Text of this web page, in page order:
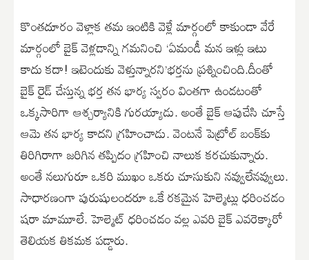
కొంతదూరం వెళ్లాక తమ ఇంటికి వెళ్లే మార్గంలో కాకుండా వేరే
మార్గంలో బైక్‌ వెళ్లడాన్ని గమనించి ‘ఏమండీ మన ఇళ్లు ఇటు
కాదు కదా! ఇటెందుకు వెళ్తున్నారని’భర్తను ప్రశ్నించింది.దీంతో
బైక్‌ రైడ్ చేస్తున్న భర్త తన భార్య స్వరం వింతగా ఉండటంతో
ఒక్కసారిగా ఆశ్చర్యానికి గురయ్యాడు. అంతే బైక్‌ ఆపుచేసి చూస్తే
ఆమె తన భార్య కాదని గ్రహించాడు. వెంటనే పెట్రోల్‌ బంక్‌కు
తిరిగిరాగా జరిగిన తప్పిదం గ్రహించి నాలుక కరచుకున్నారు.
అంతే నలుగురూ ఒకరి ముఖం ఒకరు చూసుకుని నవ్వులేనవ్వులు.
సాధారణంగా పురుషులందరూ ఒకే రకమైన హెల్మెట్లు ధరించడం
షరా మామూలే. హెల్మెట్‌ ధరించడం వల్ల ఎవరి బైక్‌ ఎవరెక్కారో
తెలియక తికమక పడ్డారు.